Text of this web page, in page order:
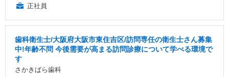
正社員
歯科衛生士/大阪府大阪市東住吉区/訪問専任の衛生士さん募集
中!年齢不問 今後需要が高まる訪問診療について学べる環境で
す
さかきばら歯科